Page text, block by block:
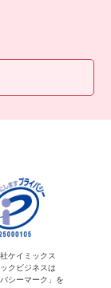
ケイミックス
クビジネスは
バシーマーク」を